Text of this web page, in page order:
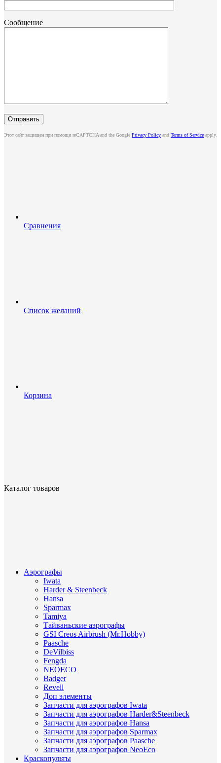
Сообщение
Этот сайт защищен при помощи reCAPTCHA and the Google Privacy Policy and Terms of Service apply.
Сравнения
Список желаний
Корзина
Каталог товаров
Аэрографы
Iwata
Harder & Steenbeck
Hansa
Sparmax
Tamiya
Тайваньские аэрографы
GSI Creos Airbrush (Mr.Hobby)
Paasche
DeVilbiss
Fengda
NEOECO
Badger
Revell
Доп элементы
Запчасти для аэрографов Iwata
Запчасти для аэрографов Harder&Steenbeck
Запчасти для аэрографов Hansa
Запчасти для аэрографов Sparmax
Запчасти для аэрографов Paasche
Запчасти для аэрографов NeoEco
Краскопульты